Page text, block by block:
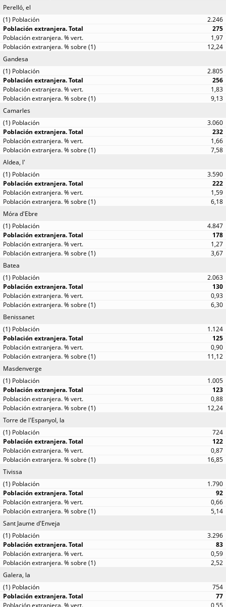
Perelló, el
2.246
275
1,97
12,24
Gandesa
2.805
256
1,83
9,13
Camarles
3.060
232
1,66
7,58
Aldea, l'
3.590
222
1,59
6,18
Móra d'Ebre
4.847
178
1,27
3,67
Batea
2.063
130
0,93
6,30
Benissanet
1.124
125
0,90
11,12
Masdenverge
1.005
123
0,88
12,24
Torre de l'Espanyol, la
724
122
0,87
16,85
Tivissa
1.790
92
0,66
5,14
Sant Jaume d'Enveja
3.296
83
0,59
2,52
Galera, la
754
77
0,55